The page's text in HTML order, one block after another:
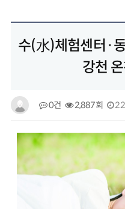
수(水)체험센터·
강천
0건 2,887회